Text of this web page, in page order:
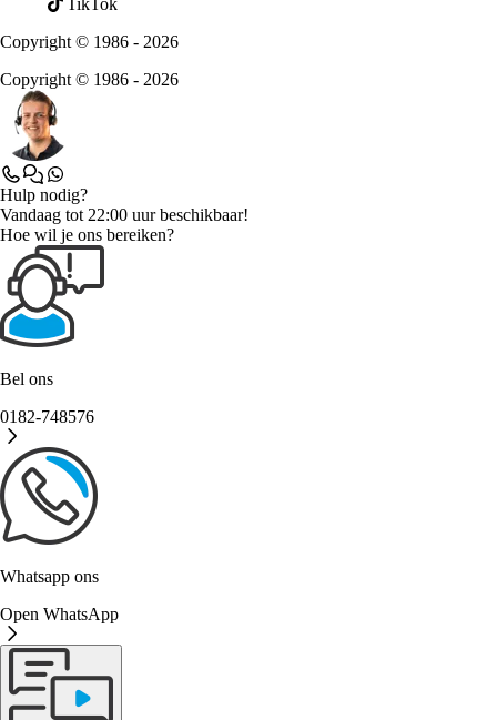
TikTok
Copyright © 1986 - 2026
Copyright © 1986 - 2026
Hulp nodig?
Vandaag tot 22:00 uur beschikbaar!
Hoe wil je ons bereiken?
Bel ons
0182-748576
Whatsapp ons
Open WhatsApp